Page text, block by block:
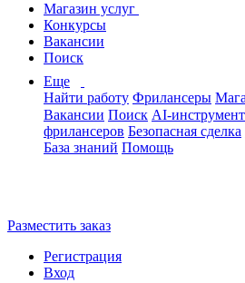
Магазин услуг
Конкурсы
Вакансии
Поиск
Еще
Найти работу Фрилансеры
Вакансии Поиск AI-
фрилансеров Безопасная сделка
База знаний Помощь
Разместить заказ
Регистрация
Вход